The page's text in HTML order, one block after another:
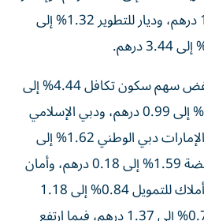
للتطوير 1.44% إلى 13.60 درهم، وديار للتطوير 1.32% إلى
أما في قطاع المالية، فانخفض سهم سكون تكافل 4.44% إلى
1.29 درهم، وسلامة 2.35% إلى 0.99 درهم، ودبي الإسلامي
2.08% إلى 7.50 درهم، والإمارات دبي الوطني 1.62% إلى
31.50 درهم، والإثمار القابضة 1.59% إلى 0.18 درهم، وأمان
0.99% إلى 0.39 درهم، وأملاك للتمويل 0.84% إلى 1.18